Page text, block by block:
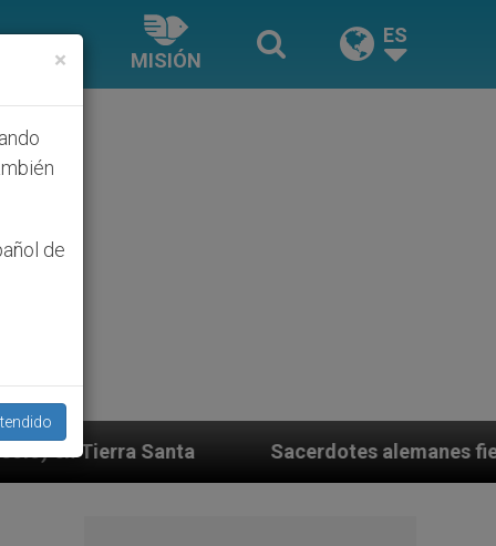
MISIÓN
ES
Sacerdotes alemanes fieles al Papa
×
de